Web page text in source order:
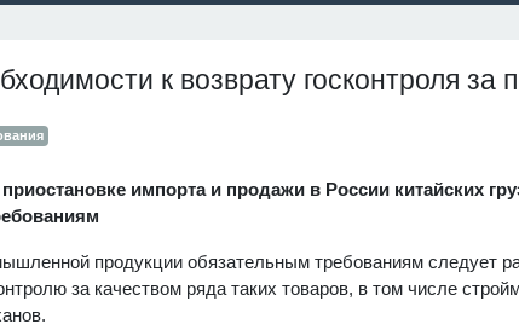
к возврату госконтроля за
импорта и продажи в России китайских
продукции обязательным требованиям следует
за качеством ряда таких товаров, в том числе